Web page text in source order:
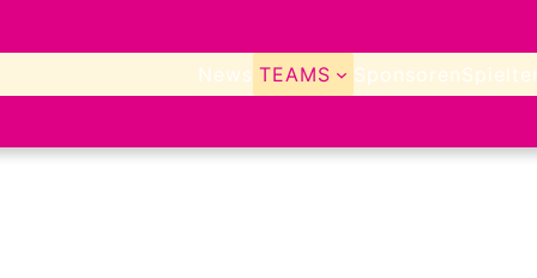
News TEAMS Sponsoren